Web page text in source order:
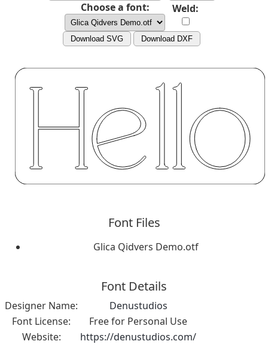
Choose a font: Weld:
Download SVG Download DXF
Font Files
Glica Qidvers Demo.otf
Font Details
Designer Name:
Denustudios
Font License:
Free for Personal Use
Website:
https://denustudios.com/